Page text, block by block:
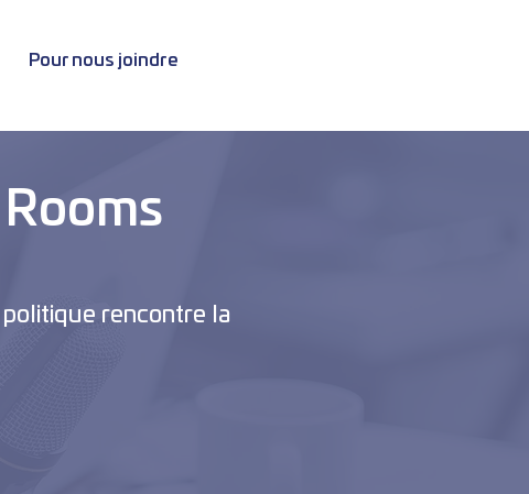
Pour nous joindre
rencontre la